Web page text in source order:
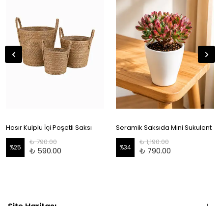
Hasır Kulplu İçi Poşetli Saksı
%25
₺ 790.00
₺ 590.00
Seramik Saksıda Mini Sukulent
%34
₺ 1,190.00
₺ 790.00